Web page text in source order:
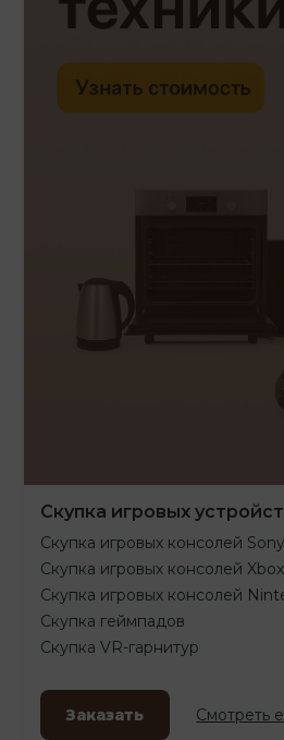
Скупка игровых
Скупка игровых консолей
Скупка игровых консолей Xbox
Скупка игровых консолей
Скупка геймпадов
Скупка VR-гарнитур
Заказать Смотреть